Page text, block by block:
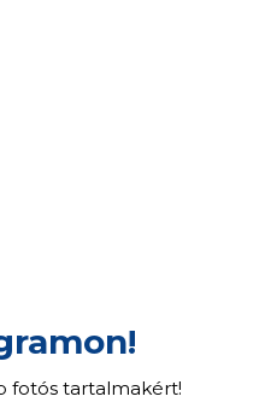
fotós tartalmakért!